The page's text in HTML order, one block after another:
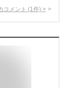
コメント (1 件) >